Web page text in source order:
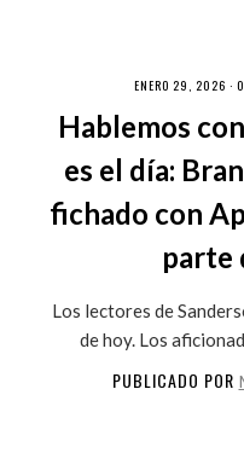
ENERO 29, 2026 ·
Hablemos
es el día:
fichado con
parte
Los lectores de
de hoy. Los
PUBLICADO POR